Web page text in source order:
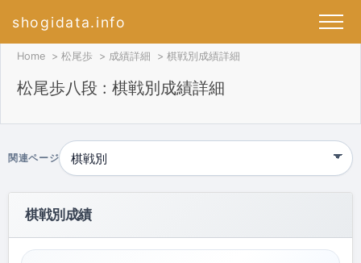
shogidata.info
Home 松尾歩 成績詳細 棋戦別成績詳細
松尾歩八段 : 棋戦別成績詳細
関連ページ
棋戦別成績